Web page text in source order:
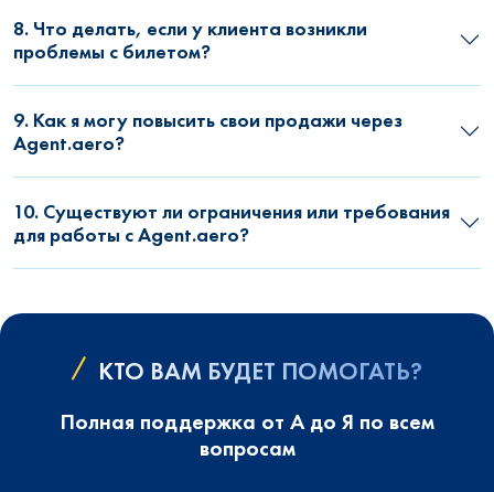
8. Что делать, если у клиента возникли
проблемы с билетом?
9. Как я могу повысить свои продажи через
Agent.aero?
10. Существуют ли ограничения или требования
для работы с Agent.aero?
КТО ВАМ БУДЕТ ПОМОГАТЬ?
Полная поддержка от А до Я по всем
вопросам